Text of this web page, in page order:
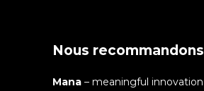
Nous recommandons
Mana – meaningful innovation